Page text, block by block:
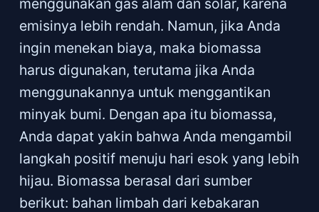
emisinya lebih rendah. Namun, jika Anda
ingin menekan biaya, maka biomassa
harus digunakan, terutama jika Anda
menggunakannya untuk menggantikan
minyak bumi. Dengan apa itu biomassa,
Anda dapat yakin bahwa Anda mengambil
langkah positif menuju hari esok yang lebih
hijau. Biomassa berasal dari sumber
berikut: bahan limbah dari kebakaran